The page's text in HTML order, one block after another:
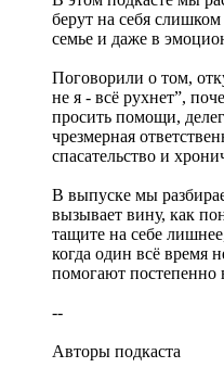
берут на себя
семье и даже в
Поговорили о том,
не я - всё рухнет”,
просить помощи,
чрезмерная
спасательство и
В выпуске мы
вызывает вину, как
тащите на себе
когда один всё время
помогают постепенно
--
Авторы подкаста